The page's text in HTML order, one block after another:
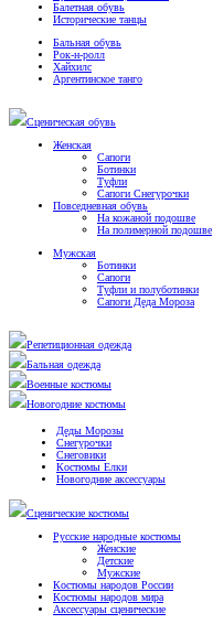
Балетная обувь
Исторические танцы
Бальная обувь
Рок-н-ролл
Хайхилс
Аргентинское танго
Сценическая обувь
Женская
Сапоги
Ботинки
Туфли
Сапоги Снегурочки
Повседневная обувь
На кожаной подошве
На полимерной подошве
Мужская
Ботинки
Сапоги
Туфли и полуботинки
Сапоги Деда Мороза
Репетиционная одежда
Бальная одежда
Военные костюмы
Новогодние костюмы
Деды Морозы
Снегурочки
Снеговики
Костюмы Елки
Новогодние аксессуары
Сценические костюмы
Русские народные костюмы
Женские
Детские
Мужские
Костюмы народов России
Костюмы народов мира
Аксессуары сценические